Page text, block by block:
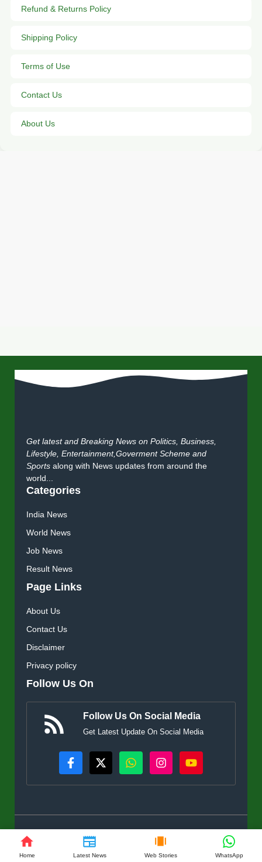
Home Latest News Web Stories WhatsApp
Refund & Returns Policy
Shipping Policy
Terms of Use
Contact Us
About Us
Get latest and Breaking News on Politics, Business,
Lifestyle, Entertainment,Goverment Scheme and
Sports along with News updates from around the
world...
Categories
India News
World News
Job News
Result News
Page Links
About Us
Contact Us
Disclaimer
Privacy policy
Follow Us On
Follow Us On Social Media
Get Latest Update On Social Media